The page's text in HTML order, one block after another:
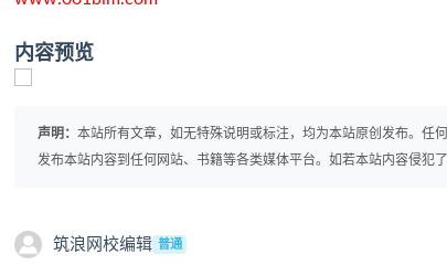
内容预览
声明：本站所有文章，如无特殊说明或标注，均为本站原创发布。任
发布本站内容到任何网站、书籍等各类媒体平台。如若本站内容侵犯
筑浪网校编辑 普通